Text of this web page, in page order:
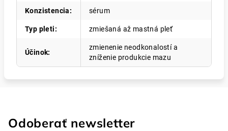
Konzistencia: sérum
Typ pleti: zmiešaná až mastná pleť
Účinok:
zmienenie neodkonalostí a
zníženie produkcie mazu
Odoberať newsletter